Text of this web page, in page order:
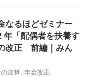
なるほどゼミナー
「配偶者を扶養す
改正 前編｜みん
加算 年金改正